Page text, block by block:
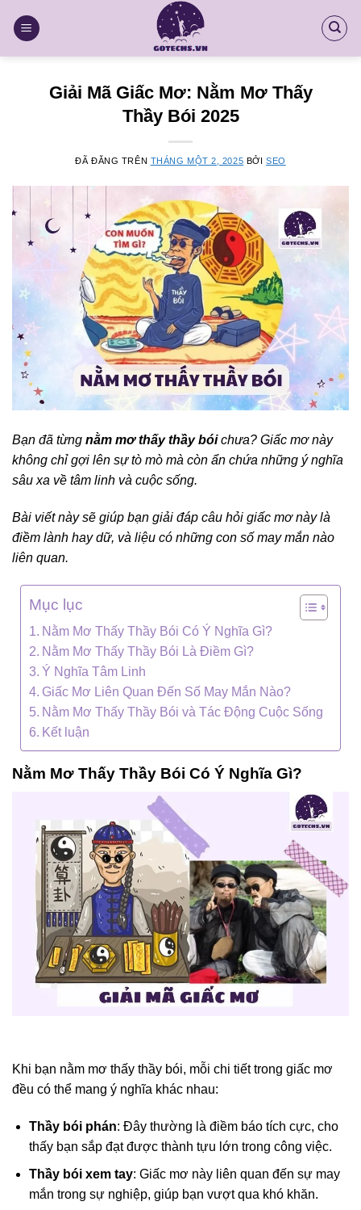
đến
Giải Mã Giấc Mơ: Nằm Mơ Thấy
Thầy Bói 2025
ĐÃ ĐĂNG TRÊN THÁNG MỘT 2, 2025 BỞI SEO
Bạn đã từng nằm mơ thấy thầy bóichưa? Giấc mơ này
không chỉ gợi lên sự tò mò mà còn ẩn chứa những ý nghĩa
sâu xa về tâm linh và cuộc sống.
Bài viết này sẽ giúp bạn giải đáp câu hỏi giấc mơ này là
điềm lành hay dữ, và liệu có những con số may mắn nào
liên quan.
Mục lục
Nằm Mơ Thấy Thầy Bói Có Ý Nghĩa Gì?
Nằm Mơ Thấy Thầy Bói Là Điềm Gì?
Ý Nghĩa Tâm Linh
Giấc Mơ Liên Quan Đến Số May Mắn Nào?
Nằm Mơ Thấy Thầy Bói và Tác Động Cuộc Sống
Kết luận
Nằm Mơ Thấy Thầy Bói Có Ý Nghĩa Gì?
Khi bạn nằm mơ thấy thầy bói, mỗi chi tiết trong giấc mơ
đều có thể mang ý nghĩa khác nhau:
Thầy bói phán: Đây thường là điềm báo tích cực, cho
thấy bạn sắp đạt được thành tựu lớn trong công việc.
Thầy bói xem tay: Giấc mơ này liên quan đến sự may
mắn trong sự nghiệp, giúp bạn vượt qua khó khăn.